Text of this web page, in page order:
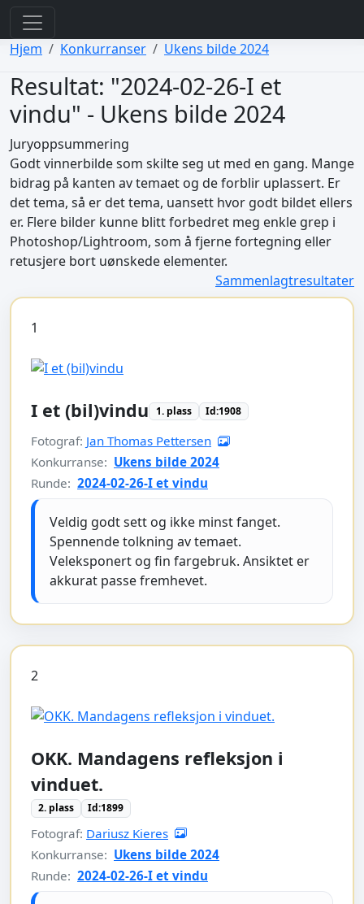
view: menus/_default.php
Hjem
Konkurranser Ukens bilde 2024
Resultat: "2024-02-26-I et
vindu" - Ukens bilde 2024
Juryoppsummering
Godt vinnerbilde som skilte seg ut med en gang. Mange
bidrag på kanten av temaet og de forblir uplassert. Er
det tema, så er det tema, uansett hvor godt bildet ellers
er. Flere bilder kunne blitt forbedret meg enkle grep i
Photoshop/Lightroom, som å fjerne fortegning eller
retusjere bort uønskede elementer.
Sammenlagtresultater
1
I et (bil)vindu 1. plass Id:1908
Fotograf: Jan Thomas Pettersen
Konkurranse: Ukens bilde 2024
Runde: 2024-02-26-I et vindu
Veldig godt sett og ikke minst fanget.
Spennende tolkning av temaet.
Veleksponert og fin fargebruk. Ansiktet er
akkurat passe fremhevet.
2
OKK. Mandagens refleksjon i
vinduet.
2. plass Id:1899
Fotograf: Dariusz Kieres
Konkurranse: Ukens bilde 2024
Runde: 2024-02-26-I et vindu